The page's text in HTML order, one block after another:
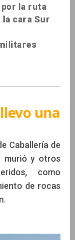
la ruta
cara Sur
una
Caballería de
murió y otros
como
de rocas